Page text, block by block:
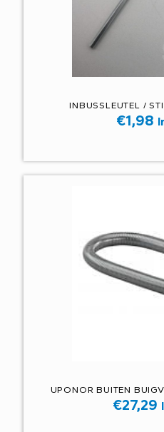
INBUSSLEUTEL /
€1,98
UPONOR BUITEN
€27,29